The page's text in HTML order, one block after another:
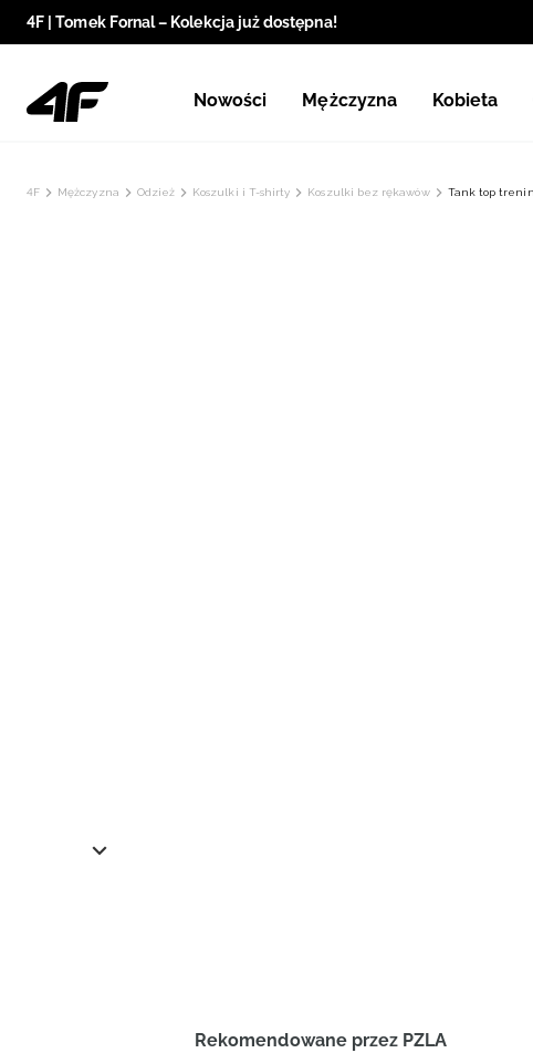
4F | Tomek Fornal – Kolekcja już dostępna!
Nowości Mężczyzna Kobieta
4F Mężczyzna Odzież Koszulki i T-shirty Koszulki bez rękawów Tank top
Rekomendowane przez PZLA